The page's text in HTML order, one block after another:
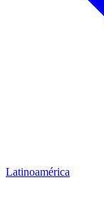
Latinoamérica